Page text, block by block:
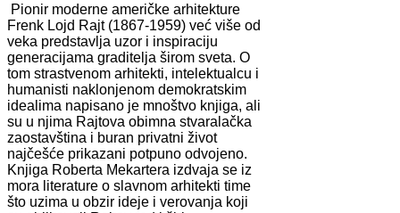
Pionir moderne američke arhitekture
Frenk Lojd Rajt (1867-1959) već više od
veka predstavlja uzor i inspiraciju
generacijama graditelja širom sveta. O
tom strastvenom arhitekti, intelektualcu i
humanisti naklonjenom demokratskim
idealima napisano je mnoštvo knjiga, ali
su u njima Rajtova obimna stvaralačka
zaostavština i buran privatni život
najčešće prikazani potpuno odvojeno.
Knjiga Roberta Mekartera izdvaja se iz
mora literature o slavnom arhitekti time
što uzima u obzir ideje i verovanja koji